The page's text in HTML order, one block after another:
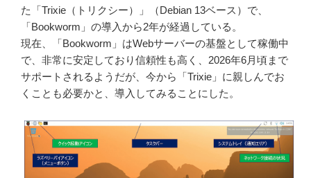
た「Trixie（トリクシー）」（Debian 13ベース）で、
「Bookworm」の導入から2年が経過している。
現在、「Bookworm」はWebサーバーの基盤として稼働中
で、非常に安定しており信頼性も高く、2026年6月頃まで
サポートされるようだが、今から「Trixie」に親しんでお
くことも必要かと、導入してみることにした。